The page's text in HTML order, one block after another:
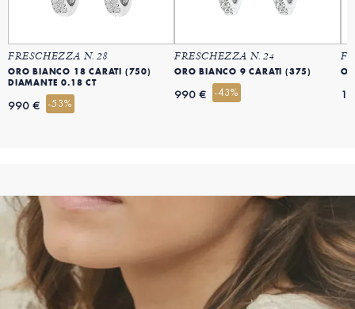
FRESCHEZZA N. 28
ORO BIANCO 18 CARATI (750)
DIAMANTE 0.18 CT
990 € -53%
FRESCHEZZA N. 24
ORO BIANCO 9 CARATI (375)
990 € -43%